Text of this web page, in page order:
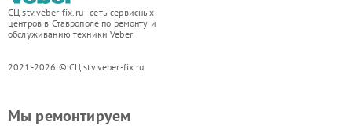
СЦ stv.veber-fix.ru - сеть сервисных
центров в Ставрополе по ремонту и
обслуживанию техники Veber
2021-2026 © СЦ stv.veber-fix.ru
Мы ремонтируем